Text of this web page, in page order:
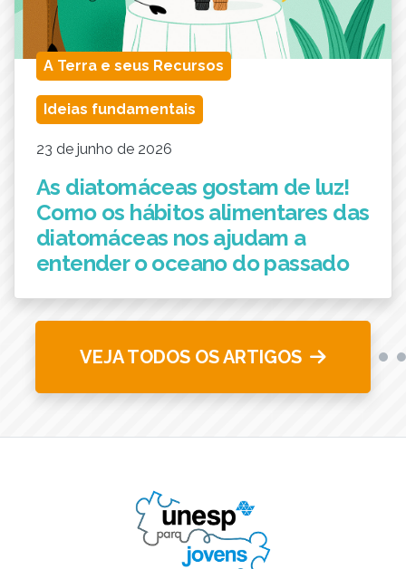
A Terra e seus Recursos
Ideias fundamentais
23 de junho de 2026
As diatomáceas gostam de luz!
Como os hábitos alimentares das
diatomáceas nos ajudam a
entender o oceano do passado
VEJA TODOS OS ARTIGOS